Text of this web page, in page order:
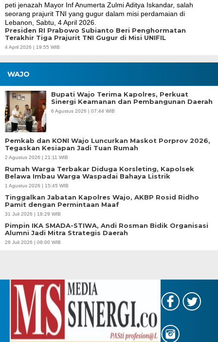
Presiden RI Prabowo Subianto Beri Penghormatan
Terakhir Tiga Prajurit TNI Gugur di Misi UNIFIL
4 April 2026 | 19:55 WIB
WAJO
Bupati Wajo Terima Kapolres, Perkuat
Sinergi Keamanan dan Pembangunan Daerah
6 Agustus 2026 | 07:44 WIB
Pemkab dan KONI Wajo Luncurkan Maskot Porprov 2026,
Tegaskan Kesiapan Jadi Tuan Rumah
2 Agustus 2026 | 21:11 WIB
Rumah Warga Terbakar Diduga Korsleting, Kapolsek
Belawa Imbau Warga Waspadai Bahaya Listrik
1 Agustus 2026 | 15:45 WIB
Tinggalkan Jabatan Kapolres Wajo, AKBP Rosid Ridho
Pamit dengan Permintaan Maaf
31 Juli 2026 | 18:29 WIB
Pimpin IKA SMADA-STIWA, Andi Rosman Bidik Organisasi
Alumni Jadi Mitra Strategis Daerah
28 Juli 2026 | 08:00 WIB